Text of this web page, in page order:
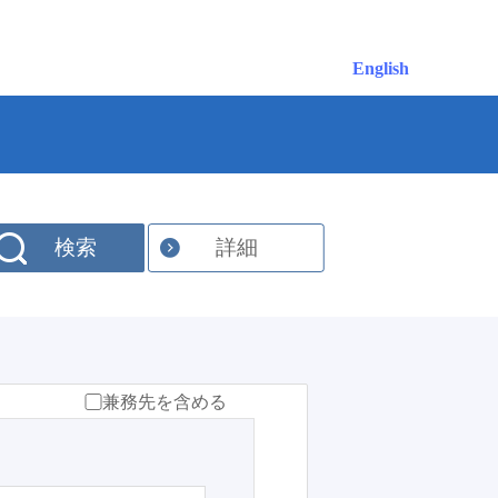
English
検索 詳細
兼務先を含める